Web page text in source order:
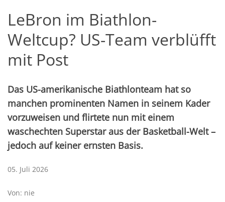
LeBron im Biathlon-
Weltcup? US-Team verblüfft
mit Post
Das US-amerikanische Biathlonteam hat so
manchen prominenten Namen in seinem Kader
vorzuweisen und flirtete nun mit einem
waschechten Superstar aus der Basketball-Welt –
jedoch auf keiner ernsten Basis.
05. Juli 2026
Von: nie